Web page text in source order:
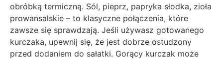
obróbką termiczną. Sól, pieprz, papryka słodka, zioła
prowansalskie – to klasyczne połączenia, które
zawsze się sprawdzają. Jeśli używasz gotowanego
kurczaka, upewnij się, że jest dobrze ostudzony
przed dodaniem do sałatki. Gorący kurczak może